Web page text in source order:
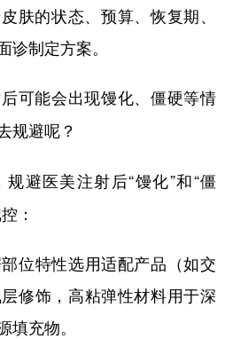
的状态、预算、恢复期、
制定方案。
可能会出现馒化、僵硬等情
规避呢？
避医美注射后“馒化”和“僵
：
特性选用适配产品（如交
修饰，高粘弹性材料用于深
充物。‌